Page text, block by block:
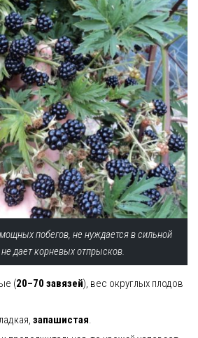
побегов, не нуждается в сильной
дает корневых отпрысков.
(20–70 завязей), вес округлых плодов
запашистая.